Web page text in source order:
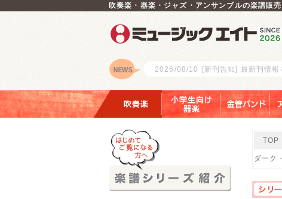
吹奏楽・器楽・ジャズ・アンサンブルの楽譜販
ロゴ
2026/08/10 [新刊告知] 最新刊情報
TOP
ダーク